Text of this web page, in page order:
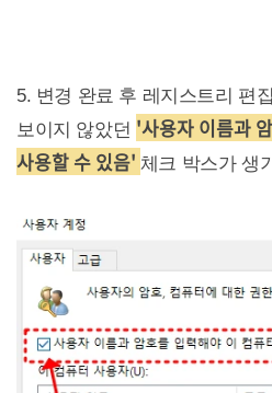
5. 변경 완료 후 레지스트리 편
보이지 않았던 '사용자 이름과
사용할 수 있음' 체크 박스가 생